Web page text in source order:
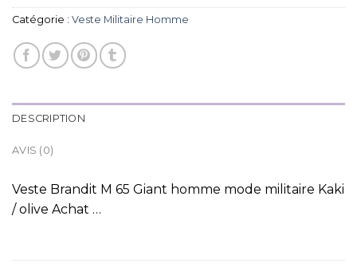
Catégorie : Veste Militaire Homme
DESCRIPTION
AVIS (0)
Veste Brandit M 65 Giant homme mode militaire Kaki
/ olive Achat …